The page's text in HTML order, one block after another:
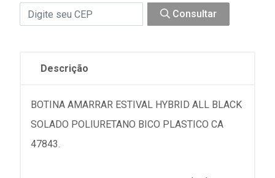
Consultar
Descrição
BOTINA AMARRAR ESTIVAL HYBRID ALL BLACK
SOLADO POLIURETANO BICO PLASTICO CA
47843.